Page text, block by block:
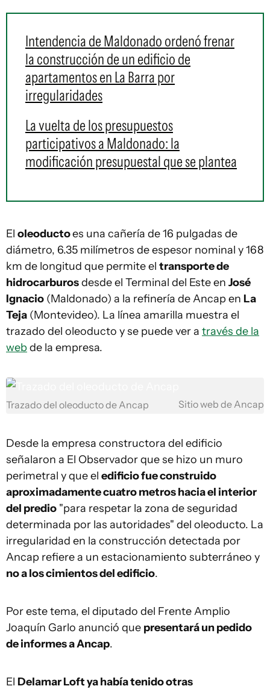
Intendencia de Maldonado ordenó frenar
la construcción de un edificio de
apartamentos en La Barra por
irregularidades
La vuelta de los presupuestos
participativos a Maldonado: la
modificación presupuestal que se plantea
El oleoductoes una cañería de 16 pulgadas de
diámetro, 6.35 milímetros de espesor nominal y 168
km de longitud que permite el transporte de
hidrocarburosdesde el Terminal del Este en José
Ignacio (Maldonado) a la refinería de Ancap en La
Teja (Montevideo). La línea amarilla muestra el
trazado del oleoducto y se puede ver a través de la
webde la empresa.
Trazado del oleoducto de Ancap Sitio web de Ancap
Desde la empresa constructora del edificio
señalaron a El Observador que se hizo un muro
perimetral y que el edificio fue construido
aproximadamente cuatro metros hacia el interior
del predio "para respetar la zona de seguridad
determinada por las autoridades" del oleoducto. La
irregularidad en la construcción detectada por
Ancap refiere a un estacionamiento subterráneo y
no a los cimientos del edificio.
Por este tema, el diputado del Frente Amplio
Joaquín Garlo anunció que presentará un pedido
de informes a Ancap.
El Delamar Loft ya había tenido otras